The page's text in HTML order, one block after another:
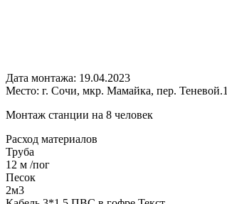
Дата монтажа: 19.04.2023
Место: г. Сочи, мкр. Мамайка, пер. Теневой.1
Монтаж станции на 8 человек
Расход материалов
Труба
12 м /пог
Песок
2м3